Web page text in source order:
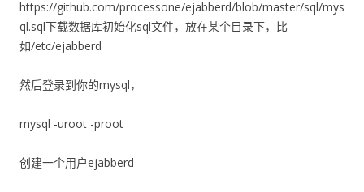
https://github.com/processone/ejabberd/blob/master/sql/mys
ql.sql下载数据库初始化sql文件，放在某个目录下，比
如/etc/ejabberd
然后登录到你的mysql，
mysql -uroot -proot
创建一个用户ejabberd